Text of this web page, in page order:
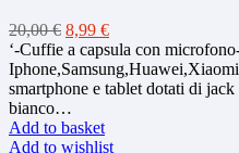
20,00€ Original
price
was:
20,00 €.
8,99 €Current
price
is:
8,99 €.
‘-Cuffie a capsula con
smartphone e tablet dotati di
bianco…
Add to basket
Add to wishlist